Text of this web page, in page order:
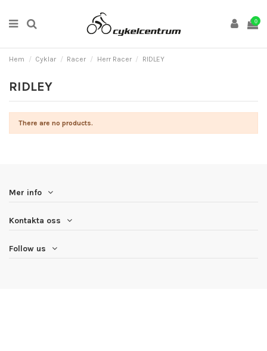
0
Hem Cyklar Racer Herr Racer RIDLEY
RIDLEY
There are no products.
Mer info
Kontakta oss
Follow us